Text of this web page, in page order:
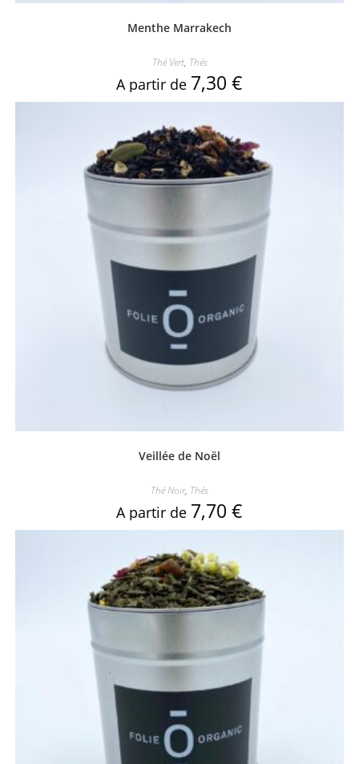
Menthe Marrakech
Thé Vert, Thés
A partir de 7,30 €
Veillée de Noël
Thé Noir, Thés
A partir de 7,70 €